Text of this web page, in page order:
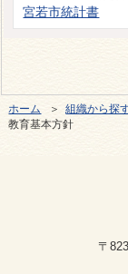
宮若市統計書
ホーム ＞組織から探
教育基本方針
〒